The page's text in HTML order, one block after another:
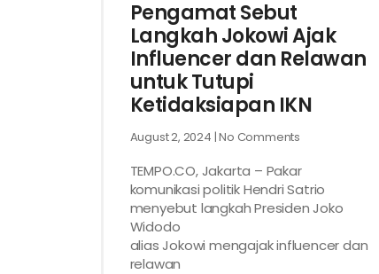
Pengamat Sebut
Langkah Jokowi Ajak
Influencer dan Relawan
untuk Tutupi
Ketidaksiapan IKN
August 2, 2024 No Comments
TEMPO.CO, Jakarta – Pakar
komunikasi politik Hendri Satrio
menyebut langkah Presiden Joko
Widodo
alias Jokowi mengajak influencer dan
relawan